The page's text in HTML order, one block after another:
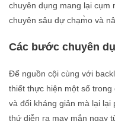
chuyên dụng mang lại cụm
chuyên sâu dự chạm̀o và
Các bước chuyên
Để nguồn cội cùng với
thiết thực hiện một số
và đối kháng giản mà lại
thứ diễn ra may mắn ngay